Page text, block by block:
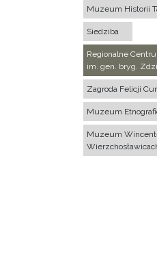
Muzeum Historii
Siedziba
Regionalne
im. gen. bryg.
Zagroda Felicji
Muzeum
Muzeum